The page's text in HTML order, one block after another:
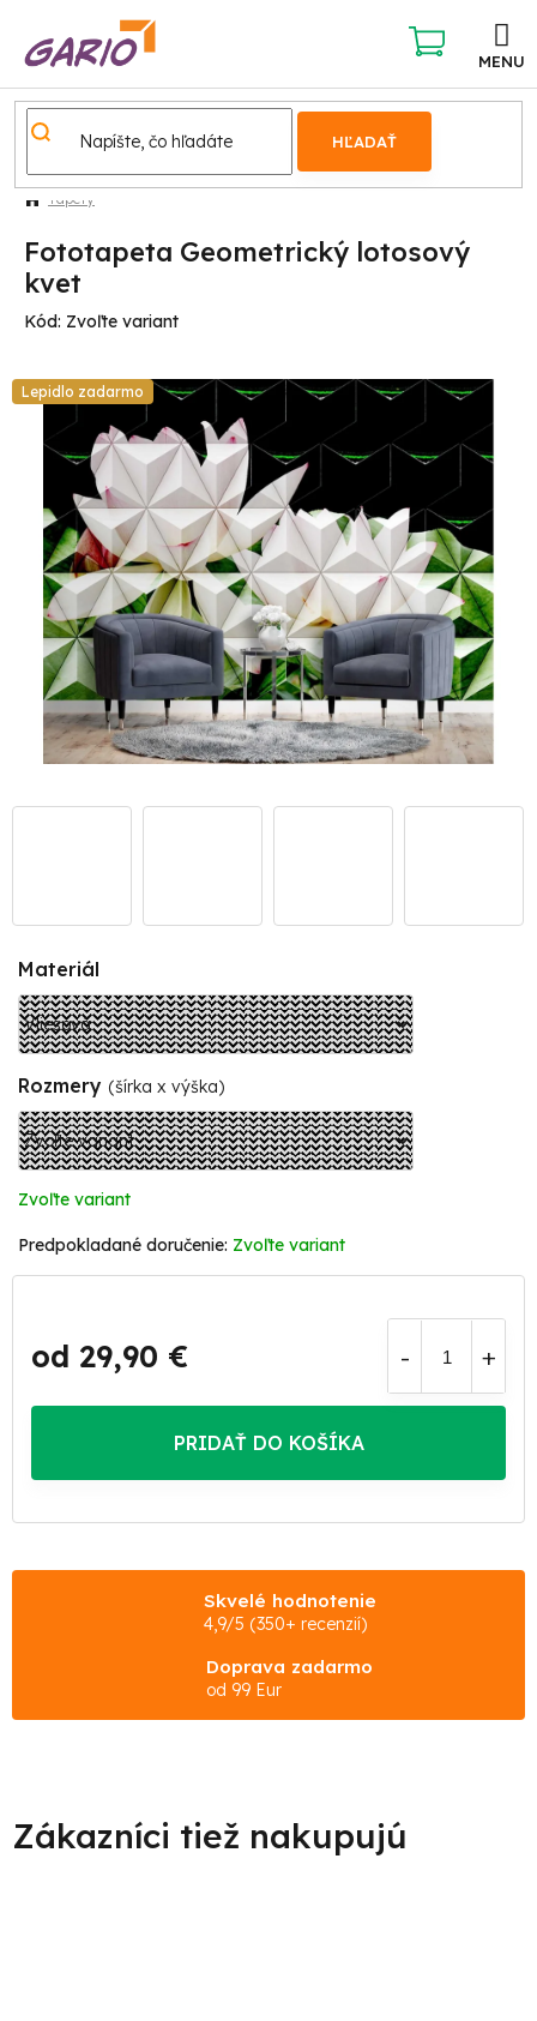
obsah
HĽADAŤ
NÁKUPNÝ
KOŠÍK
Tapety
Fototapeta Geometrický lotosový
kvet
Kód: Zvoľte variant
Lepidlo zadarmo
Materiál
Rozmery (šírka x výška)
Zvoľte variant
Zvoľte variant
od 29,90 €
Jednotková
cena:
PRIDAŤ DO KOŠÍKA
Skvelé hodnotenie
4,9/5 (350+ recenzií)
Doprava zadarmo
od 99 Eur